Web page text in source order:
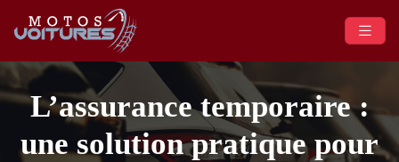
L’assurance temporaire :
une solution pratique pour